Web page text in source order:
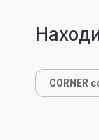
CORNER